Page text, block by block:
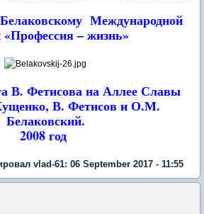
Международной
– жизнь»
В. Фетисова на Аллее Славы
В. Фетисов и О.М.
Белаковский.
2008 год
vlad-61: 06 September 2017 - 11:55